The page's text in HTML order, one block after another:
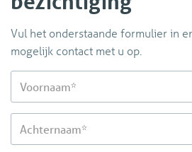
Vul het onderstaande formulier in
mogelijk contact met u op.